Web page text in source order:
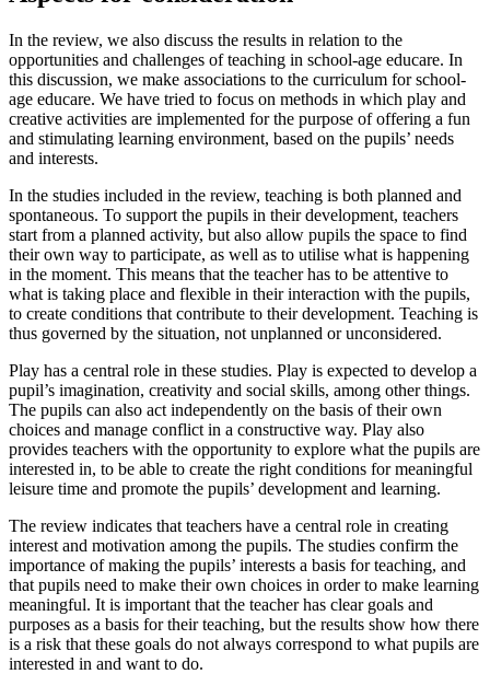
In the review, we also discuss the results in relation to the
opportunities and challenges of teaching in school-age educare. In
this discussion, we make associations to the curriculum for school-
age educare. We have tried to focus on methods in which play and
creative activities are implemented for the purpose of offering a fun
and stimulating learning environment, based on the pupils’ needs
and interests.
In the studies included in the review, teaching is both planned and
spontaneous. To support the pupils in their development, teachers
start from a planned activity, but also allow pupils the space to find
their own way to participate, as well as to utilise what is happening
in the moment. This means that the teacher has to be attentive to
what is taking place and flexible in their interaction with the pupils,
to create conditions that contribute to their development. Teaching is
thus governed by the situation, not unplanned or unconsidered.
Play has a central role in these studies. Play is expected to develop a
pupil’s imagination, creativity and social skills, among other things.
The pupils can also act independently on the basis of their own
choices and manage conflict in a constructive way. Play also
provides teachers with the opportunity to explore what the pupils are
interested in, to be able to create the right conditions for meaningful
leisure time and promote the pupils’ development and learning.
The review indicates that teachers have a central role in creating
interest and motivation among the pupils. The studies confirm the
importance of making the pupils’ interests a basis for teaching, and
that pupils need to make their own choices in order to make learning
meaningful. It is important that the teacher has clear goals and
purposes as a basis for their teaching, but the results show how there
is a risk that these goals do not always correspond to what pupils are
interested in and want to do.